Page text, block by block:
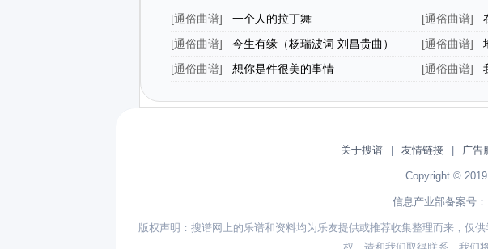
[通俗曲谱] 一个人的拉丁舞 [通俗曲谱]
[通俗曲谱] 今生有缘（杨瑞波词 刘昌贵曲） [通俗曲谱]
[通俗曲谱] 想你是件很美的事情 [通俗曲谱]
关于搜谱 友情链接 广告
Copyright ©
信息产业部备案号：
版权声明：搜谱网上的乐谱和资料均为乐友提供或推荐收集整理而来，仅